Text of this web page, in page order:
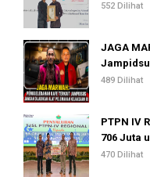
552 Dilihat
JAGA
Kejaksaan
489 Dilihat
PTPN IV
706 Juta
470 Dilihat